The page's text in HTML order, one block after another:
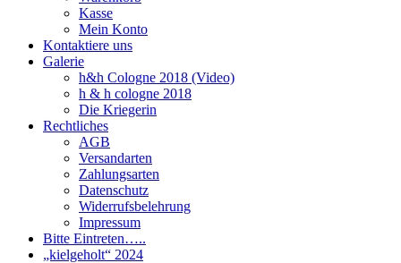
Kasse
Mein Konto
Kontaktiere uns
Galerie
h&h Cologne 2018 (Video)
h & h cologne 2018
Die Kriegerin
Rechtliches
AGB
Versandarten
Zahlungsarten
Datenschutz
Widerrufsbelehrung
Impressum
Bitte Eintreten…..
„kielgeholt“ 2024